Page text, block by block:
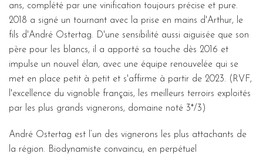
ans, complété par une vinification toujours précise et pure.
2018 a signé un tournant avec la prise en mains d'Arthur, le
fils d'André Ostertag. D'une sensibilité aussi aiguisée que son
père pour les blancs, il a apporté sa touche dès 2016 et
impulse un nouvel élan, avec une équipe renouvelée qui se
met en place petit à petit et s'affirme à partir de 2023. (RVF,
l'excellence du vignoble français, les meilleurs terroirs exploités
par les plus grands vignerons, domaine noté 3*/3)
André Ostertag est l’un des vignerons les plus attachants de
la région. Biodynamiste convaincu, en perpétuel